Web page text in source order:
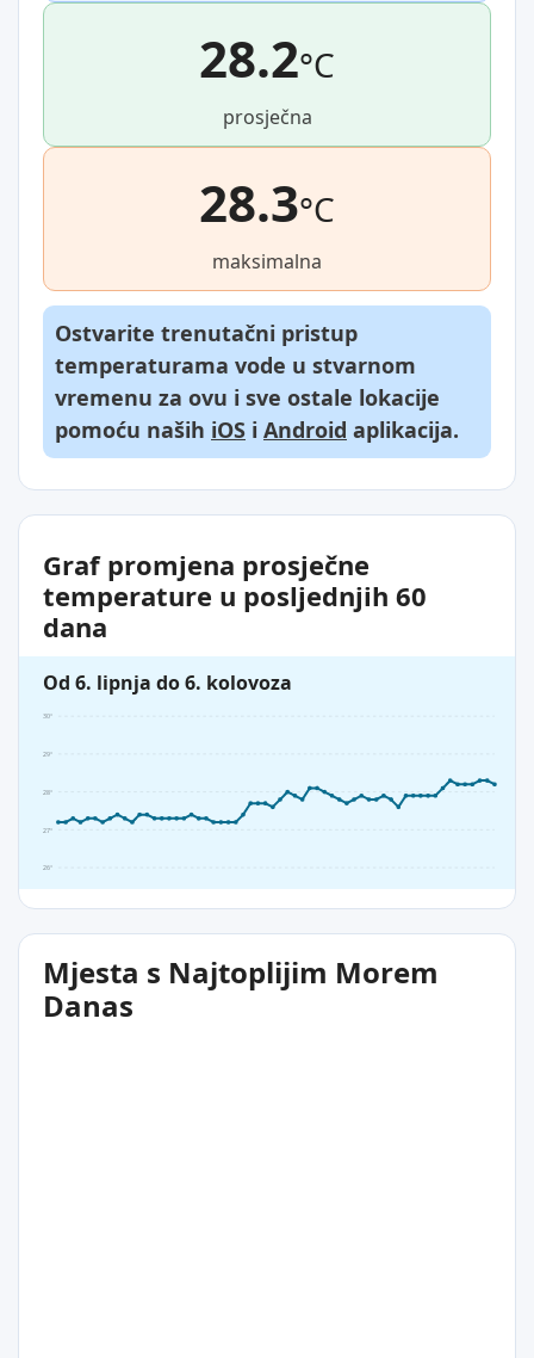
28.2°C
prosječna
28.3°C
maksimalna
Ostvarite trenutačni pristup
temperaturama vode u stvarnom
vremenu za ovu i sve ostale lokacije
pomoću naših iOS i Android aplikacija.
Graf promjena prosječne
temperature u posljednjih 60
dana
Od 6. lipnja do 6. kolovoza
26°
27°
28°
29°
30°
Mjesta s Najtoplijim Morem
Danas